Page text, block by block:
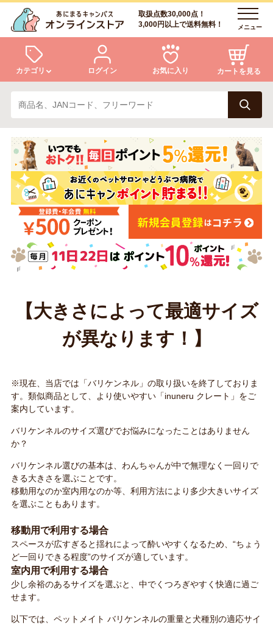
取扱点数30,000点！
3,000円以上で送料無料！
メニュー
カテゴリ
犬 猫
小動物・鳥 アクア・爬虫類・昆虫
ドッグフード キャットフード
美容・ケア用品 服・おさんぽ用品
日用品（デイリー） リビング雑貨
トリマーグッズ シニアサポート
ログイン お気に入り カートを見る
ログイン
会員登録
あにまるキャンパスについて
アフターサービス
商品リクエスト
お問い合わせ
【大きさによって最適サイズ
が異なります！】
※現在、当店では「バリケンネル」の取り扱いを終了しておりま
す。類似商品として、より使いやすい「inuneru クレート」をご
案内しています。
バリケンネルのサイズ選びでお悩みになったことはありません
か？
バリケンネル選びの基本は、わんちゃんが中で無理なく一回りで
きる大きさを選ぶことです。
移動用なのか室内用なのか等、利用方法により多少大きいサイズ
を選ぶこともあります。
移動用で利用する場合
スペースが広すぎると揺れによって酔いやすくなるため、“ちょう
ど一回りできる程度”のサイズが適しています。
室内用で利用する場合
少し余裕のあるサイズを選ぶと、中でくつろぎやすく快適に過ご
せます。
以下では、ペットメイト バリケンネルの重量と犬種別の適応サイ